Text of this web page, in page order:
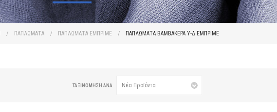
/ ΠΑΠΛΩΜΑΤΑ / ΠΑΠΛΩΜΑΤΑ ΕΜΠΡΙΜΕ / ΠΑΠΛΩΜΑΤΑ ΒΑΜΒΑΚΕΡΑ Υ-Δ ΕΜΠΡΙΜΕ
ΤΑΞΙΝΌΜΗΣΗ ΑΝΆ